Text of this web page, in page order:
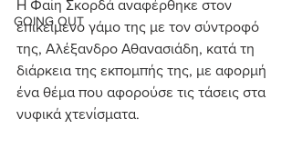
GOING OUT
Η Φαίη Σκορδά αναφέρθηκε στον
επικείμενο γάμο της με τον σύντροφό
της, Αλέξανδρο Αθανασιάδη, κατά τη
διάρκεια της εκπομπής της, με αφορμή
ένα θέμα που αφορούσε τις τάσεις στα
νυφικά χτενίσματα.